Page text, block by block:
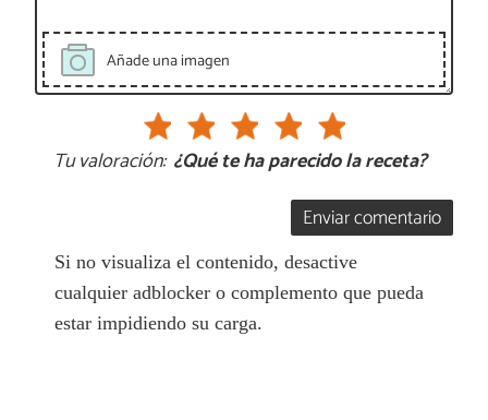
Añade una imagen
Tu valoración: ¿Qué te ha parecido la receta?
Enviar comentario
Si no visualiza el contenido, desactive
cualquier adblocker o complemento que pueda
estar impidiendo su carga.